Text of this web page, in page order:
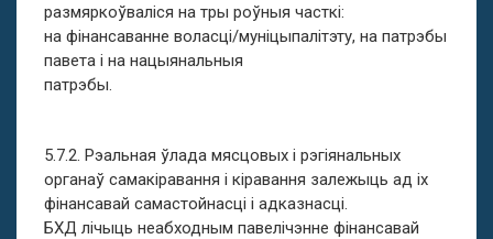
размяркоўваліся на тры роўныя часткі:
на фінансаванне воласці/муніцыпалітэту, на патрэбы
павета і на нацыянальныя
патрэбы.
5.7.2. Рэальная ўлада мясцовых і рэгіянальных
органаў самакіравання і кіравання залежыць ад іх
фінансавай самастойнасці і адказнасці.
БХД лічыць неабходным павелічэнне фінансавай